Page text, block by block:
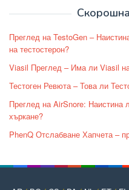
Преглед на TestoGen –
на тестостерон?
Viasil Преглед – Има ли Viasil
Тестоген Ревюта – Това ли
Преглед на AirSnore: Наистина
хъркане?
PhenQ Отслабване Хапчета –